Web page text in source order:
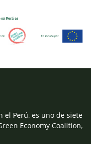
el Perú, es uno de siete
Economy Coalition,